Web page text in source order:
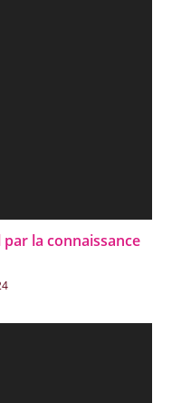
la connaissance